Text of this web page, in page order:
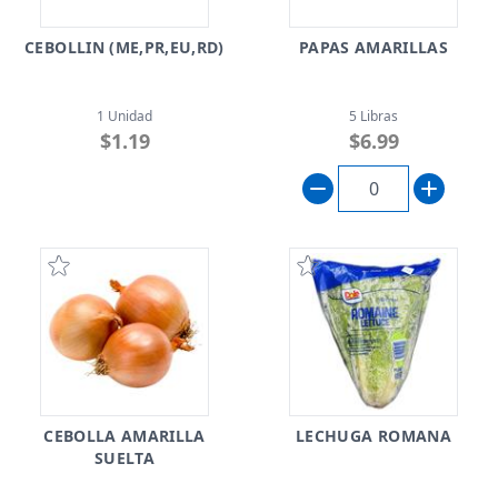
CEBOLLIN (ME,PR,EU,RD)
1 Unidad
$1.19
PAPAS AMARILLAS
5 Libras
$6.99
CEBOLLA AMARILLA
SUELTA
LECHUGA ROMANA